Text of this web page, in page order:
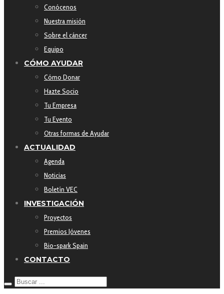
Conócenos
Nuestra misión
Sobre el cáncer
Equipo
CÓMO AYUDAR
Cómo Donar
Hazte Socio
Tu Empresa
Tu Evento
Otras formas de Ayudar
ACTUALIDAD
Agenda
Noticias
Boletín VEC
INVESTIGACIÓN
Proyectos
Premios Jóvenes
Bio-spark Spain
CONTACTO